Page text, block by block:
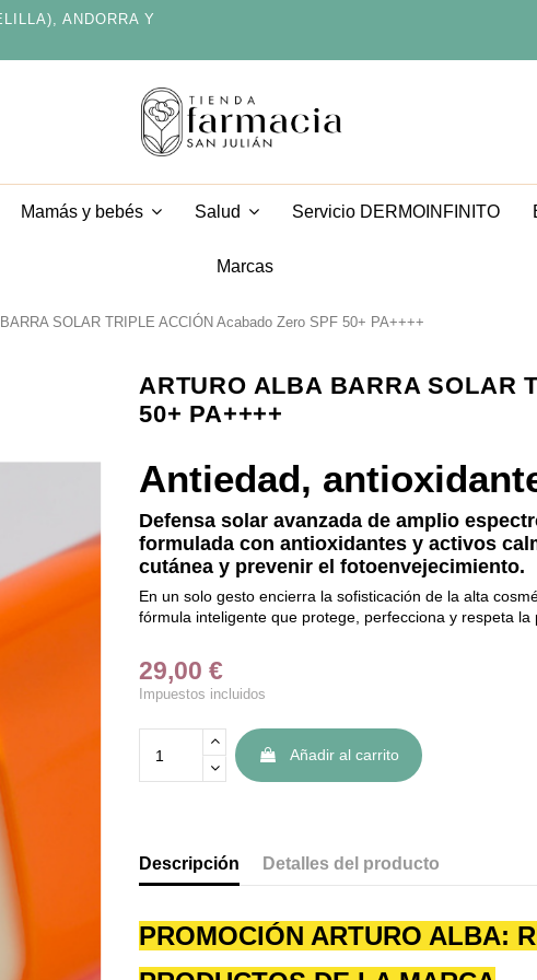
ANDORRA Y
Mamás y bebés Salud Servicio DERMOINFINITO
Marcas
SOLAR TRIPLE ACCIÓN Acabado Zero SPF 50+ PA++++
ARTURO ALBA BARRA SOLAR
50+ PA++++
Antiedad,
Defensa solar avanzada de amplio
formulada con antioxidantes y activos
cutánea y prevenir el fotoenvejecimiento.
En un solo gesto encierra la sofisticación de la alta
fórmula inteligente que protege, perfecciona y respeta la
29,00 €
Impuestos incluidos
Añadir al carrito
Descripción Detalles del producto
PROMOCIÓN ARTURO ALBA: